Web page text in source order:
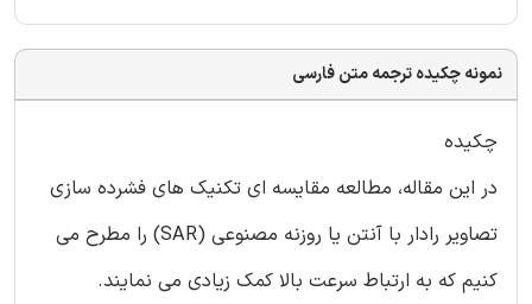
نمونه چکیده ترجمه متن فارسی
چکیده
در این مقاله، مطالعه مقایسه ای تکنیک های فشرده سازی
تصاویر رادار با آنتن یا روزنه مصنوعی (SAR) را مطرح می
کنیم که به ارتباط سرعت بالا کمک زیادی می نمایند.